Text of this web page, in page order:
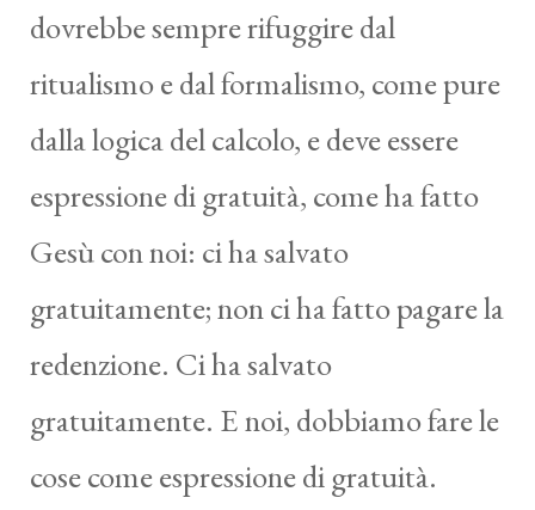
dovrebbe sempre rifuggire dal
ritualismo e dal formalismo, come pure
dalla logica del calcolo, e deve essere
espressione di gratuità, come ha fatto
Gesù con noi: ci ha salvato
gratuitamente; non ci ha fatto pagare la
redenzione. Ci ha salvato
gratuitamente. E noi, dobbiamo fare le
cose come espressione di gratuità.